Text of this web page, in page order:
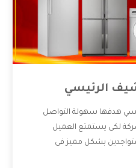
الرئيسي
هدفها سهولة التواصل
لكى يستمتع العميل
بشكل مميز فى